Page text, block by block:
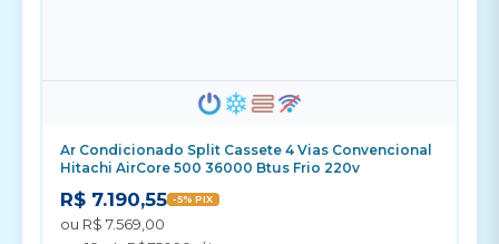
Ar Condicionado Split Cassete 4 Vias Convencional
Hitachi AirCore 500 36000 Btus Frio 220v
R$ 7.190,55 -5% PIX
ou R$ 7.569,00